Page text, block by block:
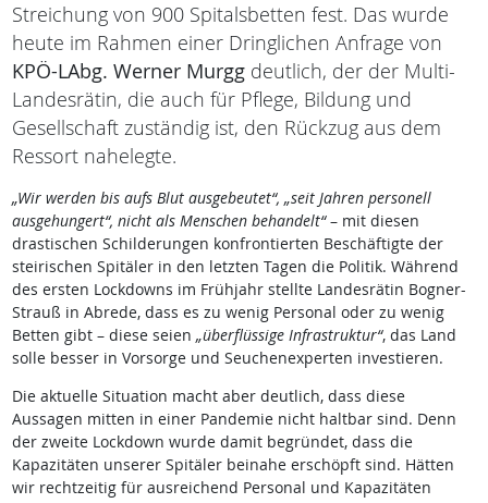
Streichung von 900 Spitalsbetten fest. Das wurde
heute im Rahmen einer Dringlichen Anfrage von
KPÖ-LAbg. Werner Murggdeutlich, der der Multi-
Landesrätin, die auch für Pflege, Bildung und
Gesellschaft zuständig ist, den Rückzug aus dem
Ressort nahelegte.
„Wir werden bis aufs Blut ausgebeutet“, „seit Jahren personell
ausgehungert“, nicht als Menschen behandelt“– mit diesen
drastischen Schilderungen konfrontierten Beschäftigte der
steirischen Spitäler in den letzten Tagen die Politik. Während
des ersten Lockdowns im Frühjahr stellte Landesrätin Bogner-
Strauß in Abrede, dass es zu wenig Personal oder zu wenig
Betten gibt – diese seien „überflüssige Infrastruktur“, das Land
solle besser in Vorsorge und Seuchenexperten investieren.
Die aktuelle Situation macht aber deutlich, dass diese
Aussagen mitten in einer Pandemie nicht haltbar sind. Denn
der zweite Lockdown wurde damit begründet, dass die
Kapazitäten unserer Spitäler beinahe erschöpft sind. Hätten
wir rechtzeitig für ausreichend Personal und Kapazitäten